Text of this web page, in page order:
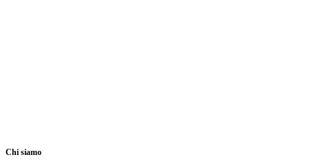
Chi siamo